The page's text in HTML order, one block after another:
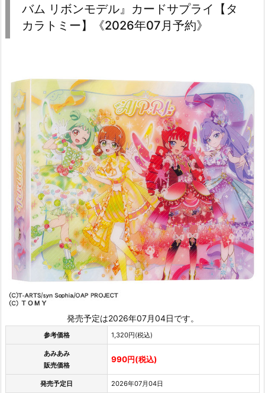
バム リボンモデル』カードサプライ【タ
カラトミー】《2026年07月予約》
発売予定は2026年07月04日です。
参考価格 1,320円(税込)
あみあみ
販売価格
990円(税込)
発売予定日 2026年07月04日